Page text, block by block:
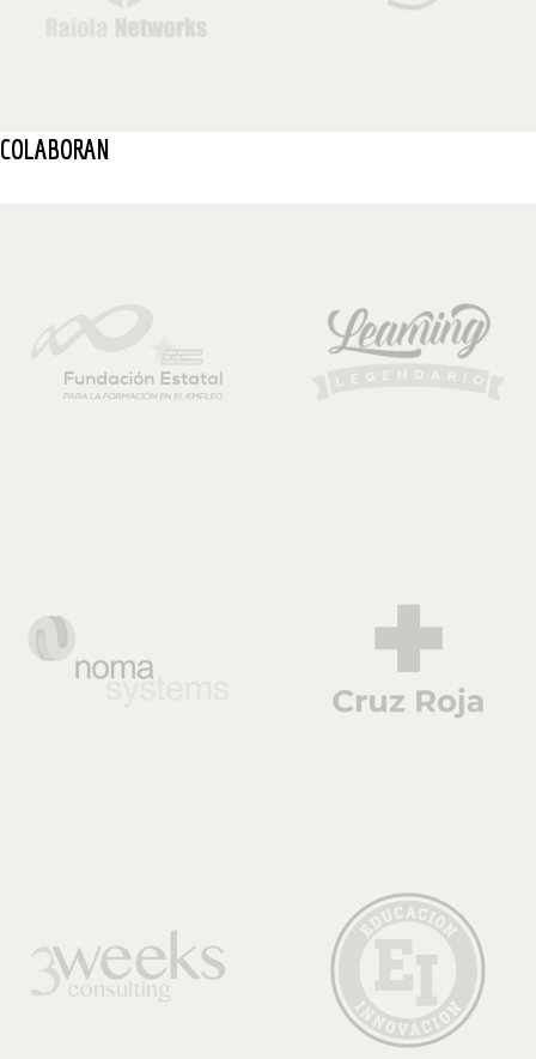
COLABORAN